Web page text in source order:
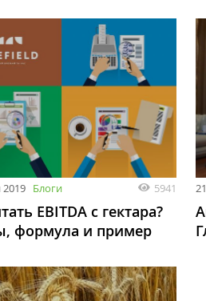
2019 Блоги 5941
EBITDA с гектара?
формула и пример